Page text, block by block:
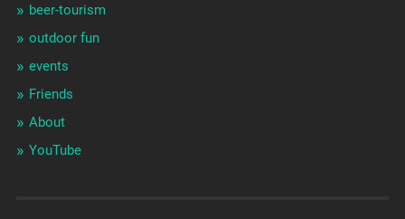
beer-tourism
outdoor fun
events
Friends
About
YouTube